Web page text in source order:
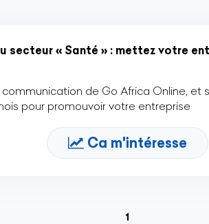
secteur « Santé » : mettez votre
communication de Go Africa Online, et
pour promouvoir votre entreprise
Ca m'intéresse
1(current)